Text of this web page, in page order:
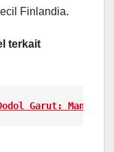
Finlandia.
terkait
Garut: Manis